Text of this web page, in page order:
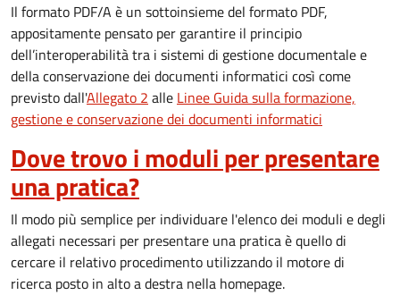
Il formato PDF/A è un sottoinsieme del formato PDF,
appositamente pensato per garantire il principio
dell’interoperabilità tra i sistemi di gestione documentale e
della conservazione dei documenti informatici così come
previsto dall'Allegato 2 alle Linee Guida sulla formazione,
gestione e conservazione dei documenti informatici
Dove trovo i moduli per presentare
una pratica?
Il modo più semplice per individuare l'elenco dei moduli e degli
allegati necessari per presentare una pratica è quello di
cercare il relativo procedimento utilizzando il motore di
ricerca posto in alto a destra nella homepage.